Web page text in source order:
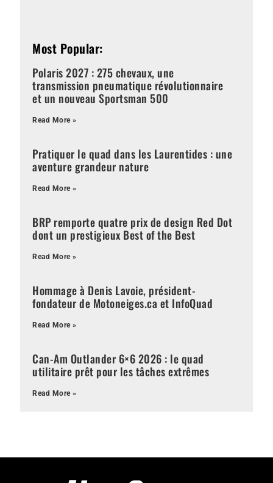
Most Popular:
Polaris 2027 : 275 chevaux, une
transmission pneumatique révolutionnaire
et un nouveau Sportsman 500
Read More »
Pratiquer le quad dans les Laurentides : une
aventure grandeur nature
Read More »
BRP remporte quatre prix de design Red Dot
dont un prestigieux Best of the Best
Read More »
Hommage à Denis Lavoie, président-
fondateur de Motoneiges.ca et InfoQuad
Read More »
Can-Am Outlander 6×6 2026 : le quad
utilitaire prêt pour les tâches extrêmes
Read More »